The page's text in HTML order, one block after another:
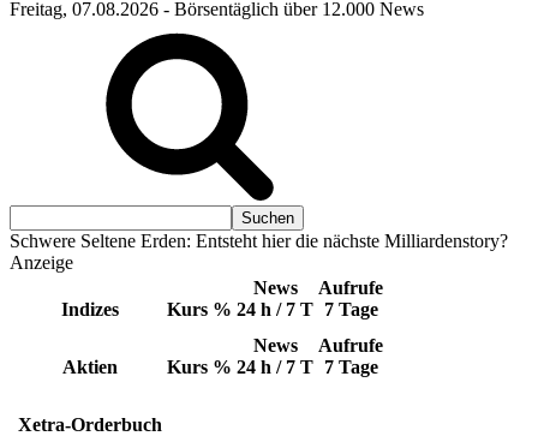
Freitag, 07.08.2026 - Börsentäglich über 12.000 News
Schwere Seltene Erden: Entsteht hier die nächste Milliardenstory?
Anzeige
Indizes Kurs %
News
24 h / 7 T
Aufrufe
7 Tage
Aktien Kurs %
News
24 h / 7 T
Aufrufe
7 Tage
Xetra-Orderbuch